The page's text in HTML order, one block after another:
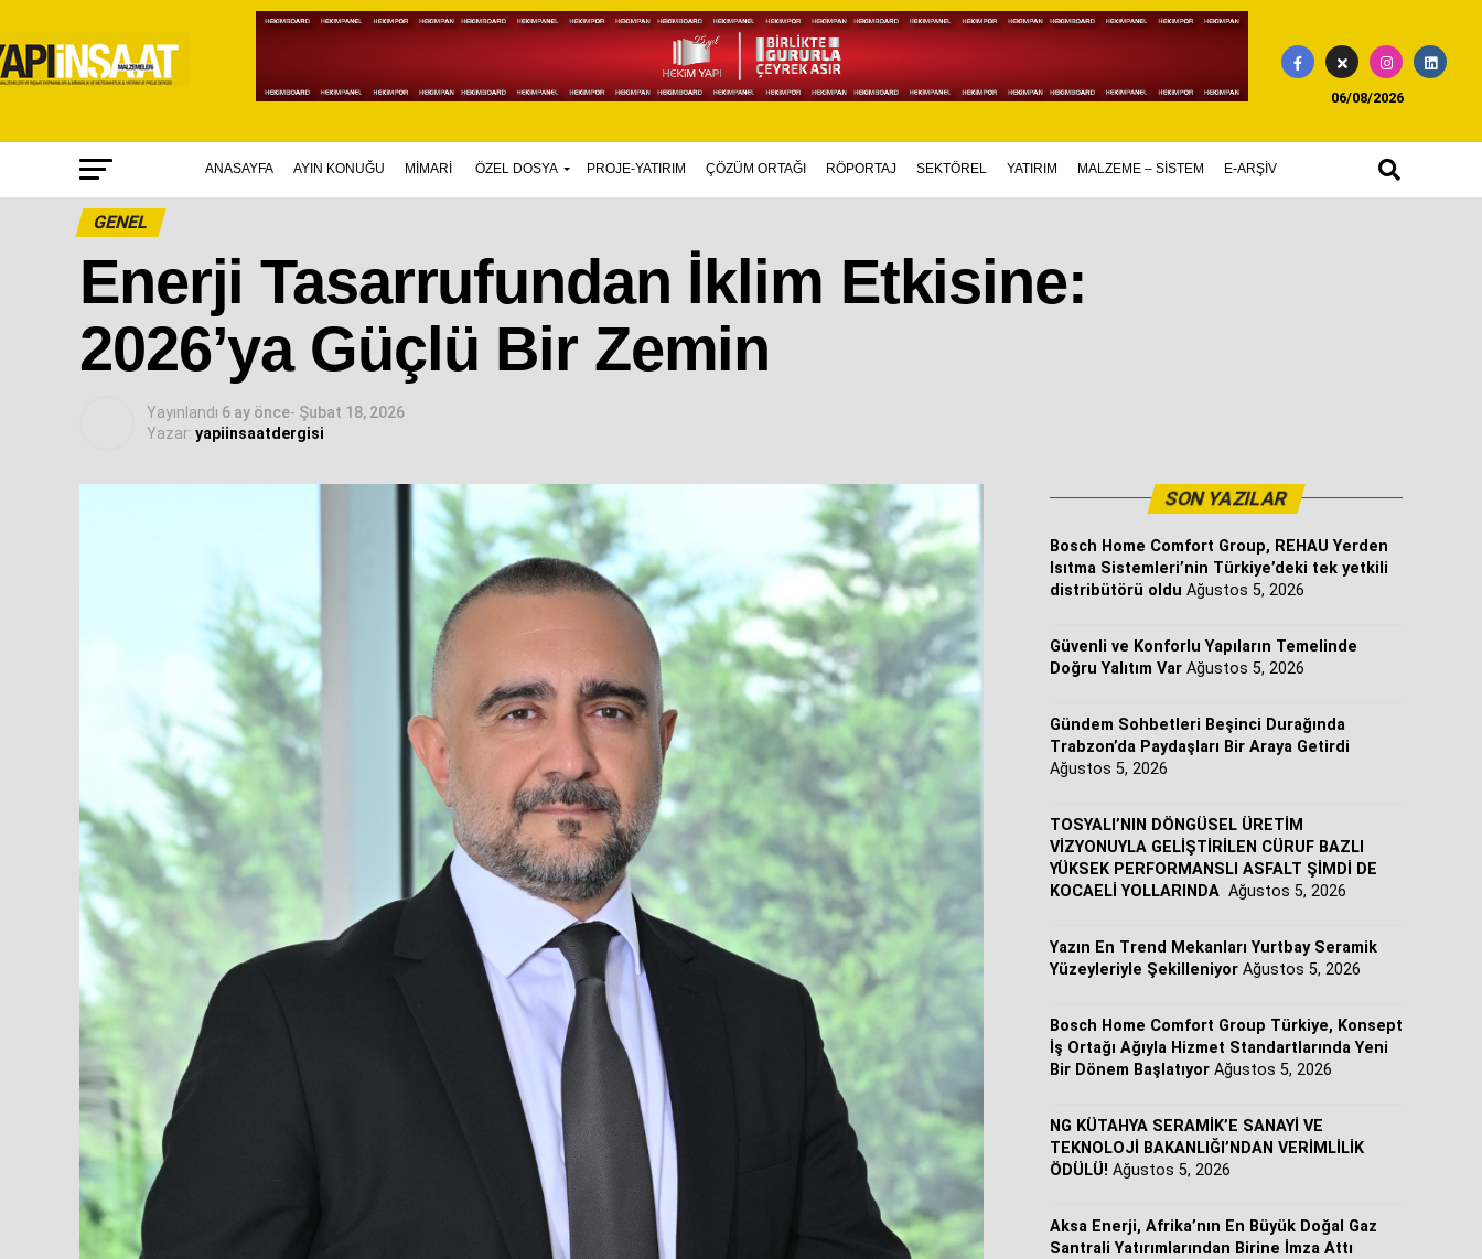
06/08/2026
ANASAYFA AYIN KONUĞU MİMARİ ÖZEL DOSYA PROJE-YATIRIM ÇÖZÜM ORTAĞI RÖPORTAJ SEKTÖREL YATIRIM MALZEME – SİSTEM E-ARŞİV
GENEL
Enerji Tasarrufundan İklim Etkisine:
2026’ya Güçlü Bir Zemin
Yayınlandı 6 ay önce- Şubat 18, 2026
Yazar: yapiinsaatdergisi
SON YAZILAR
Bosch Home Comfort Group, REHAU Yerden
Isıtma Sistemleri’nin Türkiye’deki tek yetkili
distribütörü oldu Ağustos 5, 2026
Güvenli ve Konforlu Yapıların Temelinde
Doğru Yalıtım Var Ağustos 5, 2026
Gündem Sohbetleri Beşinci Durağında
Trabzon’da Paydaşları Bir Araya Getirdi
Ağustos 5, 2026
TOSYALI’NIN DÖNGÜSEL ÜRETİM
VİZYONUYLA GELİŞTİRİLEN CÜRUF BAZLI
YÜKSEK PERFORMANSLI ASFALT ŞİMDİ DE
KOCAELİ YOLLARINDA Ağustos 5, 2026
Yazın En Trend Mekanları Yurtbay Seramik
Yüzeyleriyle Şekilleniyor Ağustos 5, 2026
Bosch Home Comfort Group Türkiye, Konsept
İş Ortağı Ağıyla Hizmet Standartlarında Yeni
Bir Dönem Başlatıyor Ağustos 5, 2026
NG KÜTAHYA SERAMİK’E SANAYİ VE
TEKNOLOJİ BAKANLIĞI’NDAN VERİMLİLİK
ÖDÜLÜ! Ağustos 5, 2026
Aksa Enerji, Afrika’nın En Büyük Doğal Gaz
Santrali Yatırımlarından Birine İmza Attı